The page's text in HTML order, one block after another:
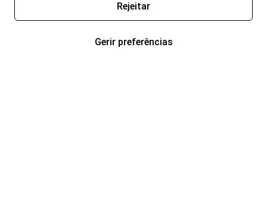
Rejeitar
Gerir preferências